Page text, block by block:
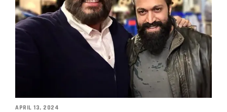
APRIL 13, 2024